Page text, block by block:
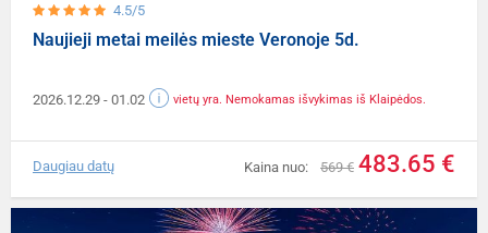
4.5/5
Naujieji metai meilės mieste Veronoje 5d.
2026.12.29 - 01.02 vietų yra. Nemokamas išvykimas iš Klaipėdos.
Kaina nuo: 569 € 483.65 €
Daugiau datų